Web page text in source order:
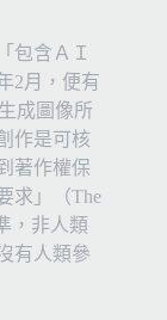
包含ＡＩ
2月，便有
成圖像所
作是可核
著作權保
求」（The
，非人類
有人類參